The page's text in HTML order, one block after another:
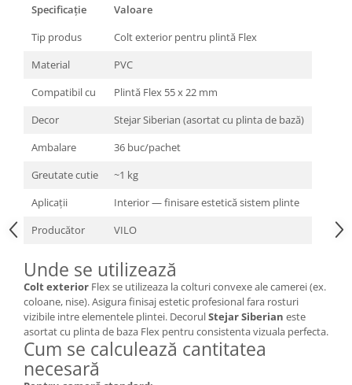
Specificație
Valoare
Tip produs
Colt exterior pentru plintă Flex
Material
PVC
Compatibil cu
Plintă Flex 55 x 22 mm
Decor
Stejar Siberian (asortat cu plinta de bază)
Ambalare
36 buc/pachet
Greutate cutie
~1 kg
Aplicații
Interior — finisare estetică sistem plinte
Producător
VILO
Unde se utilizează
Colt exterior Flex se utilizeaza la colturi convexe ale camerei (ex.
coloane, nise). Asigura finisaj estetic profesional fara rosturi
vizibile intre elementele plintei. DecorulStejar Siberian este
asortat cu plinta de baza Flex pentru consistenta vizuala perfecta.
Cum se calculează cantitatea
necesară